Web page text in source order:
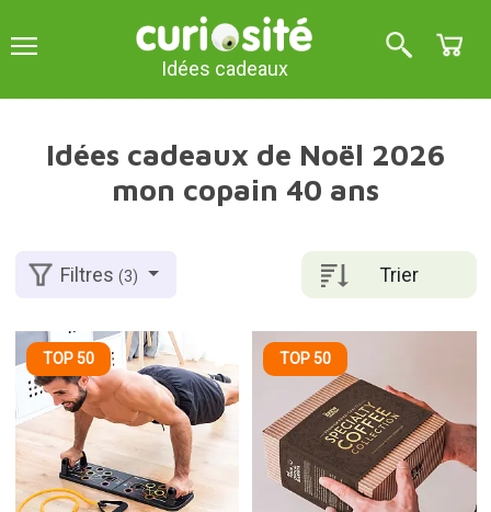
Idées cadeaux
Idées cadeaux de Noël 2026
mon copain 40 ans
Trier
Filtres(3)
TOP 50 TOP 50